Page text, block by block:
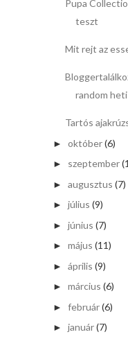
Pupa
teszt
Mit rejt az
random
Tartós
► október(6)
► szeptember
► augusztus (7)
► július (9)
► június (7)
► május (11)
► április (9)
► március (6)
► február(6)
► január(7)